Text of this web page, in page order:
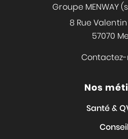
Groupe MENWAY
8 Rue
57070
Nos
Santé &
Conseil